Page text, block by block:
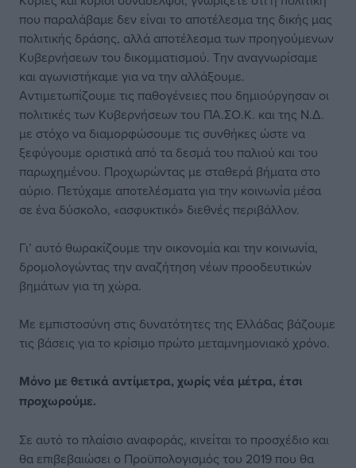
που παραλάβαμε δεν είναι το αποτέλεσμα της δικής μας
πολιτικής δράσης, αλλά αποτέλεσμα των προηγούμενων
Κυβερνήσεων του δικομματισμού. Την αναγνωρίσαμε
και αγωνιστήκαμε για να την αλλάξουμε.
Αντιμετωπίζουμε τις παθογένειες που δημιούργησαν οι
πολιτικές των Κυβερνήσεων του ΠΑ.ΣΟ.Κ. και της Ν.Δ.
με στόχο να διαμορφώσουμε τις συνθήκες ώστε να
ξεφύγουμε οριστικά από τα δεσμά του παλιού και του
παρωχημένου. Προχωρώντας με σταθερά βήματα στο
αύριο. Πετύχαμε αποτελέσματα για την κοινωνία μέσα
σε ένα δύσκολο, «ασφυκτικό» διεθνές περιβάλλον.
Γι’ αυτό θωρακίζουμε την οικονομία και την κοινωνία,
δρομολογώντας την αναζήτηση νέων προοδευτικών
βημάτων για τη χώρα.
Με εμπιστοσύνη στις δυνατότητες της Ελλάδας βάζουμε
τις βάσεις για το κρίσιμο πρώτο μεταμνημονιακό χρόνο.
Μόνο με θετικά αντίμετρα, χωρίς νέα μέτρα, έτσι
προχωρούμε.
Σε αυτό το πλαίσιο αναφοράς, κινείται το προσχέδιο και
θα επιβεβαιώσει ο Προϋπολογισμός του 2019 που θα